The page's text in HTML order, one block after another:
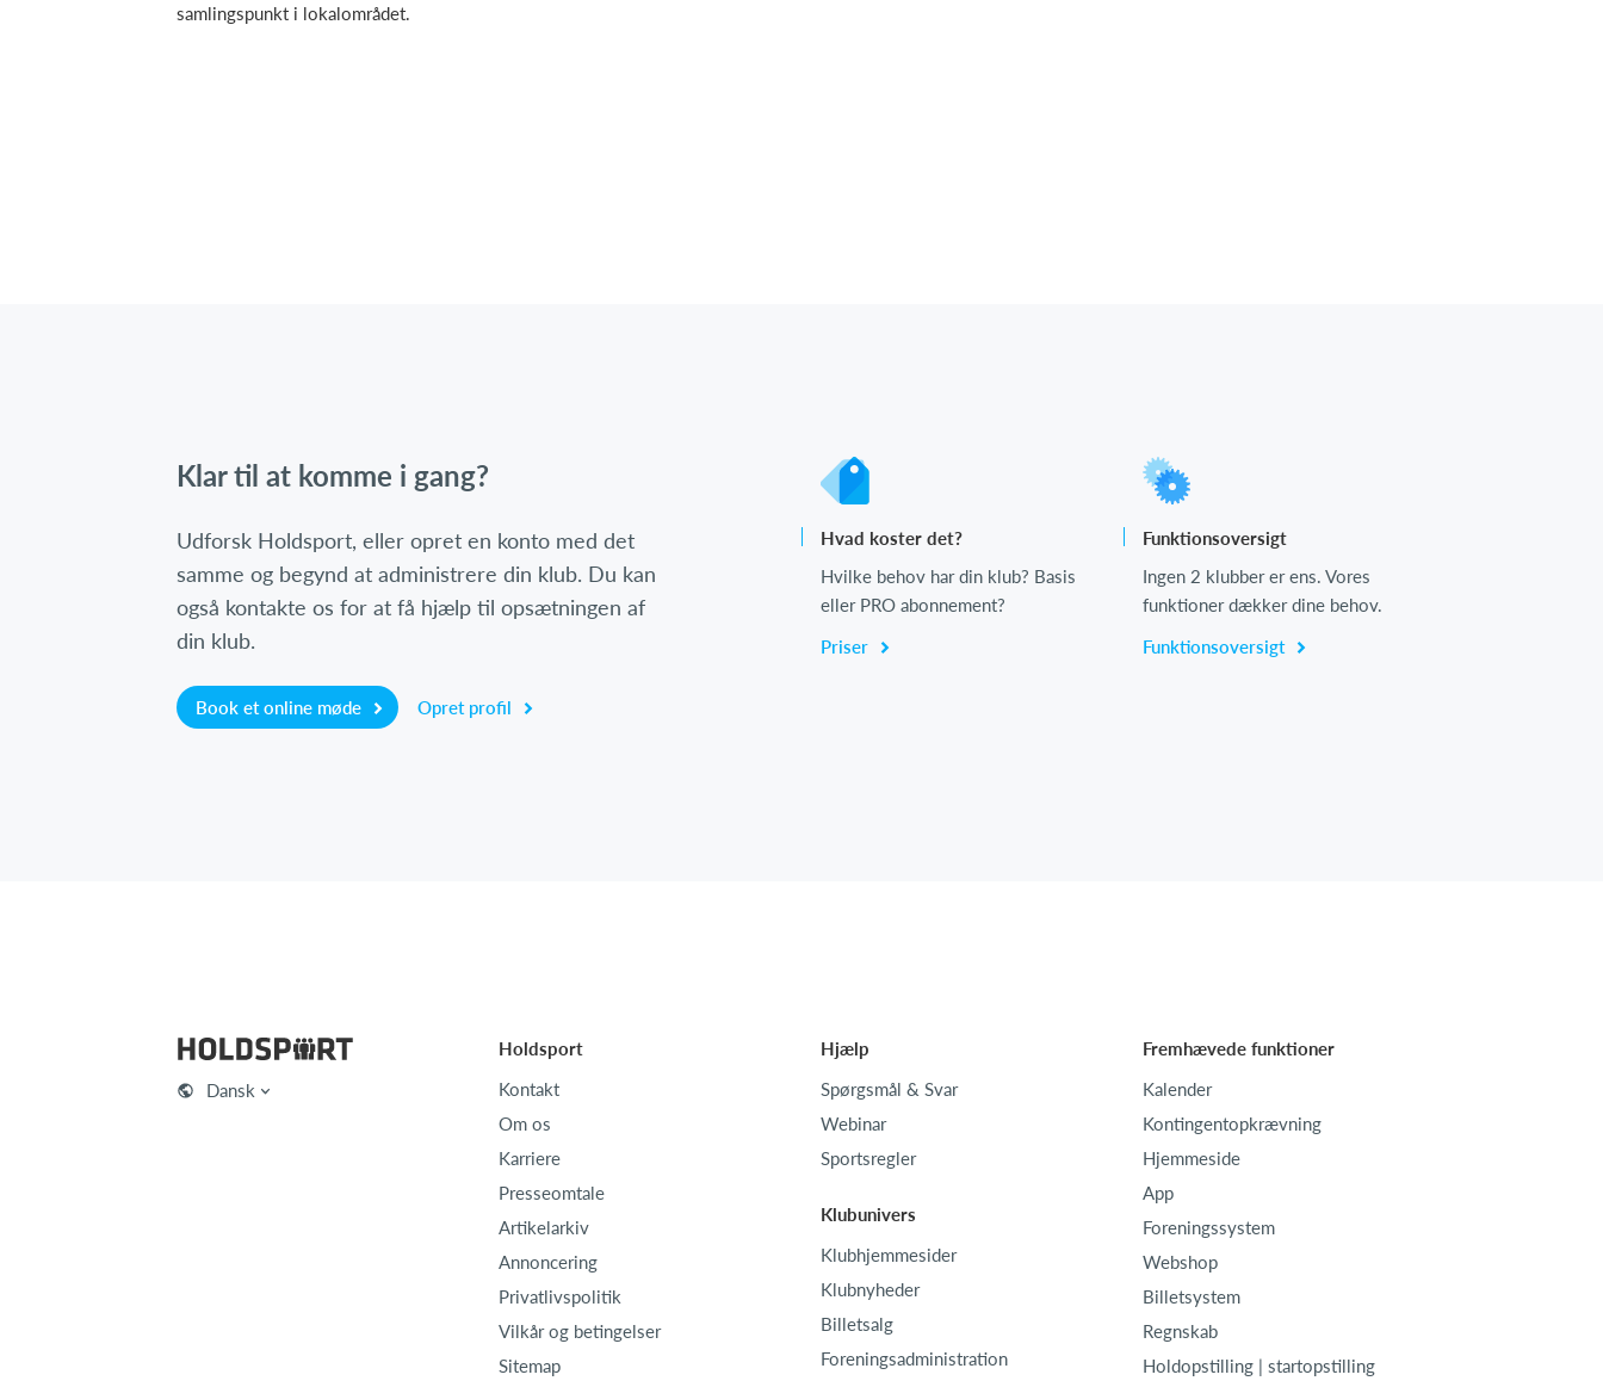
samlingspunkt i lokalområdet.
Klar til at komme i gang?
Udforsk Holdsport, eller opret en konto med det
samme og begynd at administrere din klub. Du kan
også kontakte os for at få hjælp til opsætningen af
din klub.
Book et online møde Opret profil
Hvad koster det?
Hvilke behov har din klub? Basis
eller PRO abonnement?
Priser
Funktionsoversigt
Ingen 2 klubber er ens. Vores
funktioner dækker dine behov.
Funktionsoversigt
Dansk
Holdsport
Kontakt
Om os
Karriere
Presseomtale
Artikelarkiv
Annoncering
Privatlivspolitik
Vilkår og betingelser
Sitemap
Hjælp
Spørgsmål & Svar
Webinar
Sportsregler
Klubunivers
Klubhjemmesider
Klubnyheder
Billetsalg
Foreningsadministration
Fremhævede funktioner
Kalender
Kontingentopkrævning
Hjemmeside
App
Foreningssystem
Webshop
Billetsystem
Regnskab
Holdopstilling | startopstilling